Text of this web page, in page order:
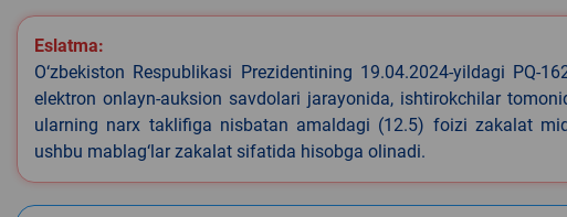
2
Eslatma:
O‘zbekiston Respublikasi Prezidentining 19.04.2024-yildagi PQ-
elektron onlayn-auksion savdolari jarayonida, ishtirokchilar
ularning narx taklifiga nisbatan amaldagi (12.5) foizi zakalat
ushbu mablag‘lar zakalat sifatida hisobga olinadi.